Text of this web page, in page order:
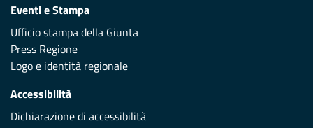
Eventi e Stampa
Ufficio stampa della Giunta
Press Regione
Logo e identità regionale
Accessibilità
Dichiarazione di accessibilità